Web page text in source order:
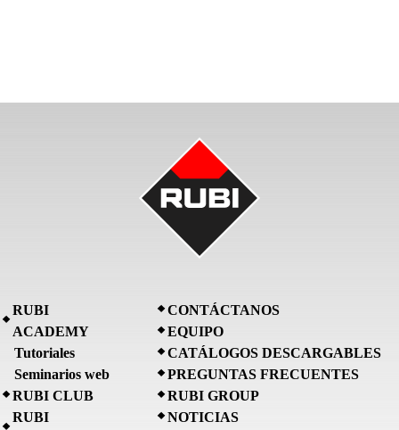
RUBI
ACADEMY
Tutoriales
Seminarios web
RUBI CLUB
RUBI
CONTÁCTANOS
EQUIPO
CATÁLOGOS DESCARGABLES
PREGUNTAS FRECUENTES
RUBI GROUP
NOTICIAS